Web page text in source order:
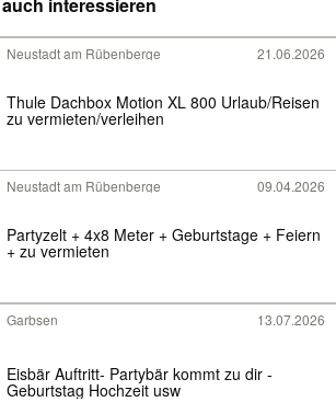
Neustadt am Rübenberge 21.06.2026
Thule Dachbox Motion XL 800 Urlaub/Reisen
zu vermieten/verleihen
Neustadt am Rübenberge 09.04.2026
Partyzelt + 4x8 Meter + Geburtstage + Feiern
+ zu vermieten
Garbsen 13.07.2026
Eisbär Auftritt- Partybär kommt zu dir -
Geburtstag Hochzeit usw